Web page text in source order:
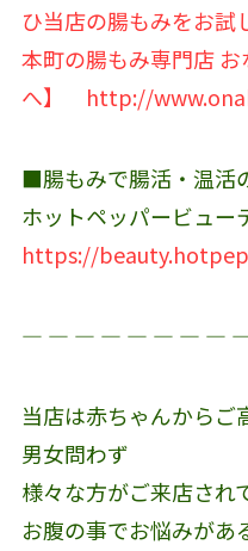
ひ当店の腸もみをお試
本町の腸もみ専門店
へ】
http://
■腸もみで腸活・温活
ホットペッパービュー
https://
― ― ― ― ― ― ― ―
当店は赤ちゃんからご
男女問わず
様々な方がご来店され
お腹の事でお悩みがあ